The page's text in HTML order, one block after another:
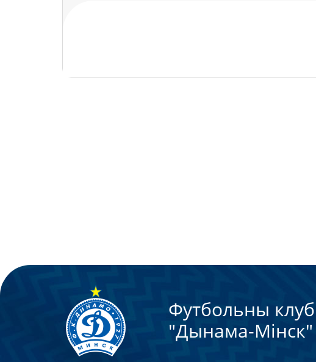
Футбольны клуб
"Дынама-Мiнск"